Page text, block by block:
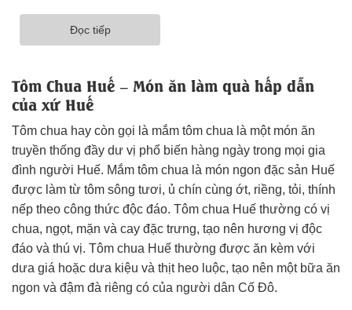
Đọc tiếp
Tôm Chua Huế – Món ăn làm quà hấp dẫn
của xứ Huế
Tôm chua hay còn gọi là mắm tôm chua là một món ăn
truyền thống đầy dư vị phổ biến hàng ngày trong mọi gia
đình người Huế. Mắm tôm chua là món ngon đặc sản Huế
được làm từ tôm sông tươi, ủ chín cùng ớt, riềng, tỏi, thính
nếp theo công thức độc đáo. Tôm chua Huế thường có vị
chua, ngọt, mặn và cay đặc trưng, tạo nên hương vị độc
đáo và thú vị. Tôm chua Huế thường được ăn kèm với
dưa giá hoặc dưa kiệu và thịt heo luộc, tạo nên một bữa ăn
ngon và đậm đà riêng có của người dân Cố Đô.